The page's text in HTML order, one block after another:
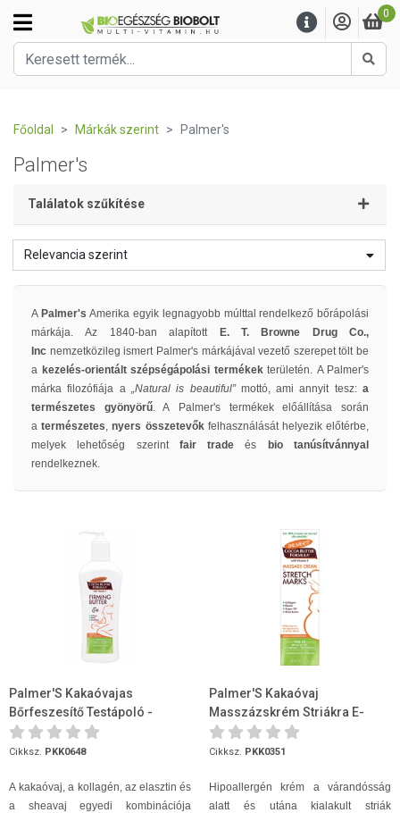
0
Főoldal Márkák szerint Palmer's
Palmer's
Találatok szűkítése
Relevancia szerint
A Palmer'sAmerika egyik legnagyobb múlttal rendelkező bőrápolási
márkája. Az 1840-ban alapított
E. T. Browne Drug Co.,
Inc nemzetközileg ismert Palmer's márkájával vezető szerepet tölt be
a kezelés-orientált szépségápolási termékek területén. A Palmer's
márka filozófiája a „Natural is beautiful”mottó, ami annyit tesz:a
természetes gyönyörű. A Palmer's termékek előállítása során
atermészetes,nyers összetevők felhasználását helyezik előtérbe,
melyek lehetőség szerint fair tradeés
bio tanúsítvánnyal
rendelkeznek.
Palmer'S Kakaóvajas
Bőrfeszesítő Testápoló -
315ml
Cikksz. PKK0648
A kakaóvaj, a kollagén, az elasztin és
a sheavaj egyedi kombinációja
Palmer'S Kakaóvaj
Masszázskrém Striákra E-
vitaminnal 125g
Cikksz. PKK0351
Hipoallergén krém a várandósság
alatt és utána kialakult striák